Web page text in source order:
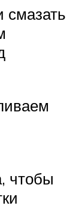
смазать
чтобы